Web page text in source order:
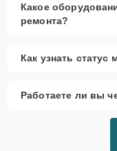
Какое
ремонта?
Как узнать статус
Работаете ли вы